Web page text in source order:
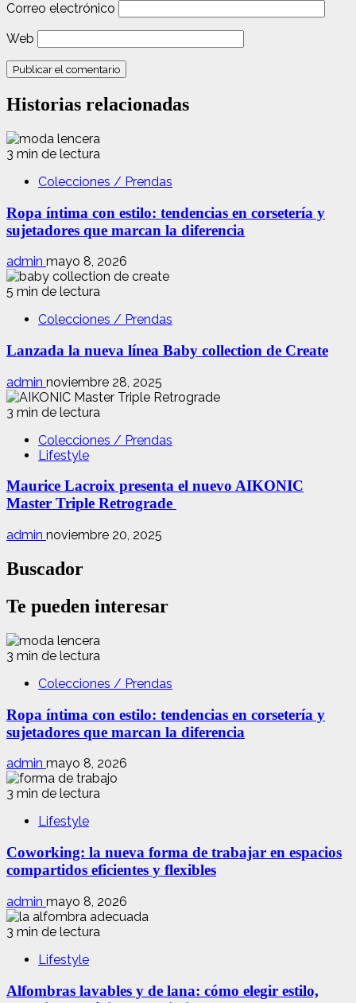
Correo electrónico
Web
Historias relacionadas
3 min de lectura
Colecciones / Prendas
Ropa íntima con estilo: tendencias en corsetería y
sujetadores que marcan la diferencia
admin mayo 8, 2026
5 min de lectura
Colecciones / Prendas
Lanzada la nueva línea Baby collection de Create
admin noviembre 28, 2025
3 min de lectura
Colecciones / Prendas
Lifestyle
Maurice Lacroix presenta el nuevo AIKONIC
Master Triple Retrograde
admin noviembre 20, 2025
Buscador
Te pueden interesar
3 min de lectura
Colecciones / Prendas
Ropa íntima con estilo: tendencias en corsetería y
sujetadores que marcan la diferencia
admin mayo 8, 2026
3 min de lectura
Lifestyle
Coworking: la nueva forma de trabajar en espacios
compartidos eficientes y flexibles
admin mayo 8, 2026
3 min de lectura
Lifestyle
Alfombras lavables y de lana: cómo elegir estilo,